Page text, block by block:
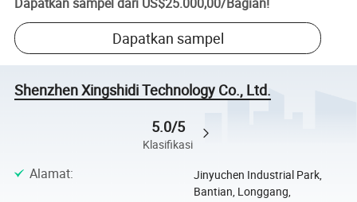
Dapatkan sampel
Shenzhen Xingshidi Technology Co., Ltd.
5.0/5
Klasifikasi
Alamat:
Jinyuchen Industrial Park,
Bantian, Longgang,